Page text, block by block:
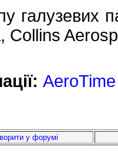
галузевих
Collins
AeroTime
у форумі